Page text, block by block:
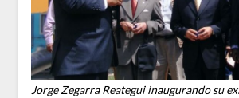
Jorge Zegarra Reategui inaugurando su